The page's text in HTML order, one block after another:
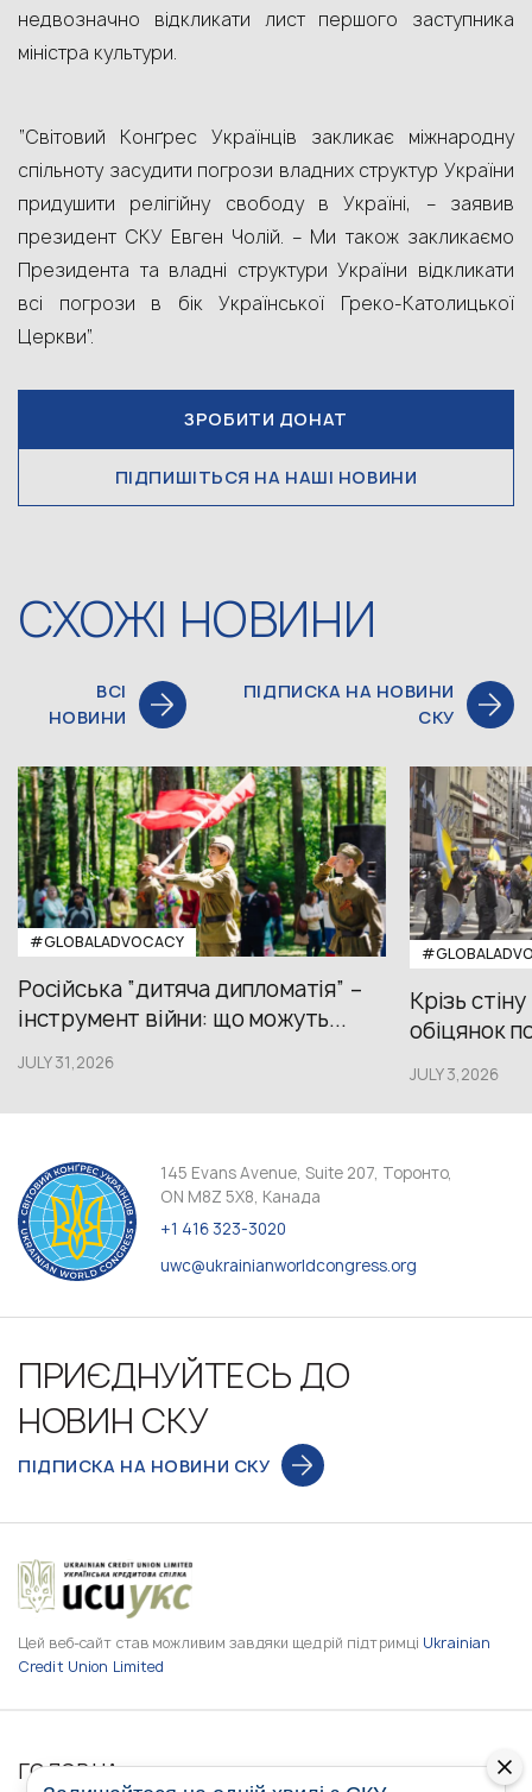
недвозначно відкликати лист першого заступника
міністра культури.
“Світовий Конґрес Українців закликає міжнародну
спільноту засудити погрози владних структур України
придушити релігійну свободу в Україні, – заявив
президент СКУ Евген Чолій. – Ми також закликаємо
Президента та владні структури України відкликати
всі погрози в бік Української Греко-Католицької
Церкви”.
ЗРОБИТИ ДОНАТ
ПІДПИШІТЬСЯ НА НАШІ НОВИНИ
СХОЖІ НОВИНИ
ВСІ
НОВИНИ
ПІДПИСКА НА НОВИНИ
СКУ
#GLOBALADVOCACY
Російська “дитяча дипломатія” –
інструмент війни: що можуть...
JULY 31,2026
Крізь
обіцянок
JULY 3,2026
145 Evans Avenue, Suite 207, Торонто,
ON M8Z 5X8, Канада
+1 416 323-3020
uwc@ukrainianworldcongress.org
ПРИЄДНУЙТЕСЬ ДО
НОВИН СКУ
ПІДПИСКА НА НОВИНИ СКУ
Цей веб-сайт став можливим завдяки щедрій підтримці Ukrainian
Credit Union Limited
ГОЛОВНА